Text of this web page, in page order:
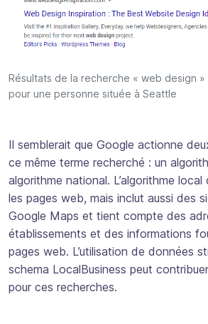
Résultats de la recherche « web design
pour une personne située à Seattle
Il semblerait que Google actionne
ce même terme recherché : un
algorithme national. L’algorithme local
les pages web, mais inclut aussi des
Google Maps et tient compte des
établissements et des informations
pages web. L’utilisation de données
schema LocalBusiness peut
pour ces recherches.